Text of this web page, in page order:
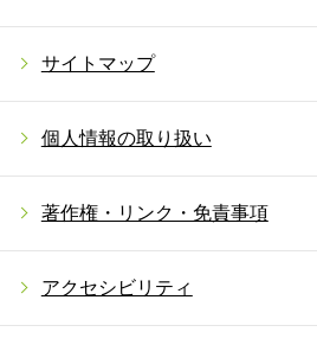
サイトマップ
個人情報の取り扱い
著作権・リンク・免責事項
アクセシビリティ